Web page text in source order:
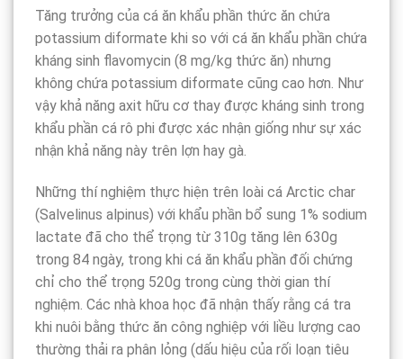
Tăng trưởng của cá ăn khẩu phần thức ăn chứa
potassium diformate khi so với cá ăn khẩu phần chứa
kháng sinh flavomycin (8 mg/kg thức ăn) nhưng
không chứa potassium diformate cũng cao hơn. Như
vậy khả năng axit hữu cơ thay được kháng sinh trong
khẩu phần cá rô phi được xác nhận giống như sự xác
nhận khả năng này trên lợn hay gà.
Những thí nghiệm thực hiện trên loài cá Arctic char
(Salvelinus alpinus) với khẩu phần bổ sung 1% sodium
lactate đã cho thể trọng từ 310g tăng lên 630g
trong 84 ngày, trong khi cá ăn khẩu phần đối chứng
chỉ cho thể trọng 520g trong cùng thời gian thí
nghiệm. Các nhà khoa học đã nhận thấy rằng cá tra
khi nuôi bằng thức ăn công nghiệp với liều lượng cao
thường thải ra phân lỏng (dấu hiệu của rối loạn tiêu